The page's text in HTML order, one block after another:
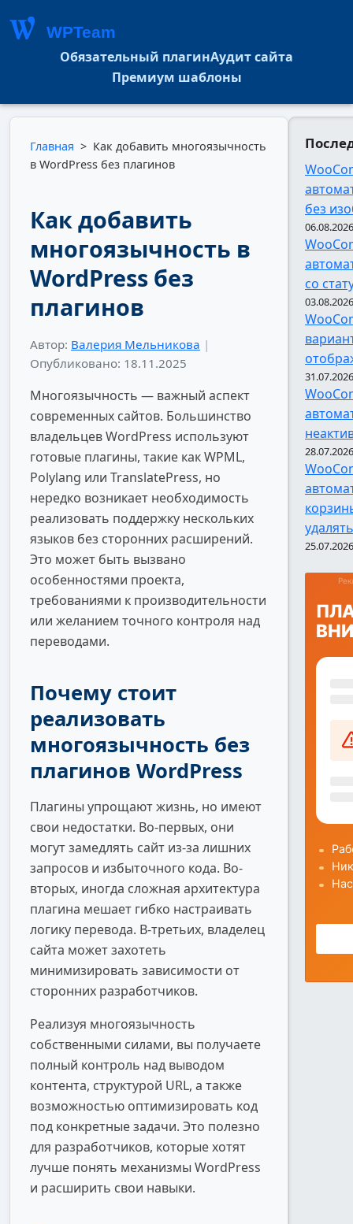
WPTeam
Обязательный плагинАудит сайта
Премиум шаблоны
Главная > Как добавить многоязычность
в WordPress без плагинов
Как добавить
многоязычность в
WordPress без
плагинов
Автор: Валерия Мельникова |
Опубликовано: 18.11.2025
Многоязычность — важный аспект
современных сайтов. Большинство
владельцев WordPress используют
готовые плагины, такие как WPML,
Polylang или TranslatePress, но
нередко возникает необходимость
реализовать поддержку нескольких
языков без сторонних расширений.
Это может быть вызвано
особенностями проекта,
требованиями к производительности
или желанием точного контроля над
переводами.
Почему стоит
реализовать
многоязычность без
плагинов WordPress
Плагины упрощают жизнь, но имеют
свои недостатки. Во-первых, они
могут замедлять сайт из-за лишних
запросов и избыточного кода. Во-
вторых, иногда сложная архитектура
плагина мешает гибко настраивать
логику перевода. В-третьих, владелец
сайта может захотеть
минимизировать зависимости от
сторонних разработчиков.
Реализуя многоязычность
собственными силами, вы получаете
полный контроль над выводом
контента, структурой URL, а также
возможностью оптимизировать код
под конкретные задачи. Это полезно
для разработчиков, которые хотят
лучше понять механизмы WordPress
и расширить свои навыки.
без
06.08.2026
со
03.08.2026
31.07.2026
28.07.2026
25.07.2026